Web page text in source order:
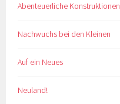
Abenteuerliche Konstruktionen
Nachwuchs bei den Kleinen
Auf ein Neues
Neuland!